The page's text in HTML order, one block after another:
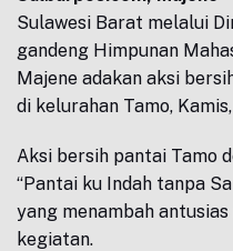
Sulawesi Barat melalui
gandeng Himpunan
Majene adakan aksi
di kelurahan Tamo,
Aksi bersih pantai Tamo
“Pantai ku Indah tanpa
yang menambah
kegiatan.